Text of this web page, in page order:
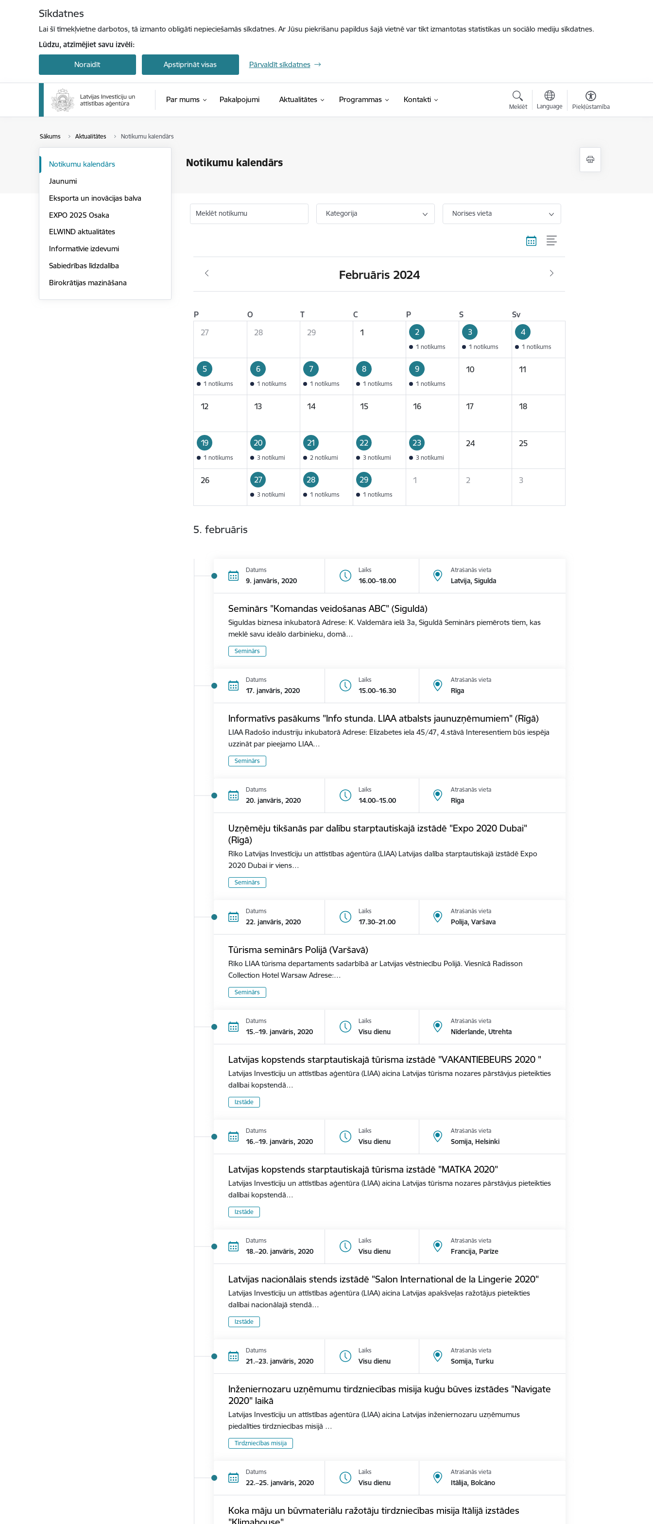
Sīkdatnes
Lai šī tīmekļvietne darbotos, tā izmanto obligāti nepieciešamās sīkdatnes. Ar Jūsu piekrišanu papildus šajā vietnē var tikt izmantotas statistikas un sociālo mediju sīkdatnes.
Lūdzu, atzīmējiet savu izvēli:
Noraidīt Apstiprināt visas Pārvaldīt sīkdatnes
Par mums Pakalpojumi Aktualitātes Programmas Kontakti
Meklēt Language Piekļūstamība
Sākums Aktualitātes Notikumu kalendārs
Notikumu kalendārs
Notikumu kalendārs
Jaunumi
Eksporta un inovācijas balva
EXPO 2025 Osaka
ELWIND aktualitātes
Informatīvie izdevumi
Sabiedrības līdzdalība
Birokrātijas mazināšana
Meklēt notikumu Kategorija Norises vieta
Februāris 2024
P O T C P S
Sv
27
28 29 1 2
1 notikums
3
1 notikums
4
1 notikums
5
1 notikums
6
1 notikums
7
1 notikums
8
1 notikums
9
1 notikums
10 11
12 13 14 15 16 17 18
19
1 notikums
20
3 notikumi
21
2 notikumi
22
3 notikumi
23
3 notikumi
24 25
26 27
3 notikumi
28
1 notikums
29
1 notikums
1 2 3
5. februāris
Datums
9. janvāris, 2020
Laiks
16.00–18.00
Atrašanās vieta
Latvija, Sigulda
Seminārs "Komandas veidošanas ABC" (Siguldā)
Siguldas biznesa inkubatorā Adrese: K. Valdemāra ielā 3a, Siguldā Seminārs piemērots tiem, kas
meklē savu ideālo darbinieku, domā…
Seminārs
Datums
17. janvāris, 2020
Laiks
15.00–16.30
Atrašanās vieta
Rīga
Informatīvs pasākums "Info stunda. LIAA atbalsts jaunuzņēmumiem" (Rīgā)
LIAA Radošo industriju inkubatorā Adrese: Elizabetes iela 45/47, 4.stāvā Interesentiem būs iespēja
uzzināt par pieejamo LIAA…
Seminārs
Datums
20. janvāris, 2020
Laiks
14.00–15.00
Atrašanās vieta
Rīga
Uzņēmēju tikšanās par dalību starptautiskajā izstādē "Expo 2020 Dubai"
(Rīgā)
Rīko Latvijas Investīciju un attīstības aģentūra (LIAA) Latvijas dalība starptautiskajā izstādē Expo
2020 Dubai ir viens…
Seminārs
Datums
22. janvāris, 2020
Laiks
17.30–21.00
Atrašanās vieta
Polija, Varšava
Tūrisma seminārs Polijā (Varšavā)
Rīko LIAA tūrisma departaments sadarbībā ar Latvijas vēstniecību Polijā. Viesnīcā Radisson
Collection Hotel Warsaw Adrese:…
Seminārs
Datums
15.–19. janvāris, 2020
Laiks
Visu dienu
Atrašanās vieta
Nīderlande, Utrehta
Latvijas kopstends starptautiskajā tūrisma izstādē "VAKANTIEBEURS 2020 "
Latvijas Investīciju un attīstības aģentūra (LIAA) aicina Latvijas tūrisma nozares pārstāvjus pieteikties
dalībai kopstendā…
Izstāde
Datums
16.–19. janvāris, 2020
Laiks
Visu dienu
Atrašanās vieta
Somija, Helsinki
Latvijas kopstends starptautiskajā tūrisma izstādē "MATKA 2020"
Latvijas Investīciju un attīstības aģentūra (LIAA) aicina Latvijas tūrisma nozares pārstāvjus pieteikties
dalībai kopstendā…
Izstāde
Datums
18.–20. janvāris, 2020
Laiks
Visu dienu
Atrašanās vieta
Francija, Parīze
Latvijas nacionālais stends izstādē "Salon International de la Lingerie 2020"
Latvijas Investīciju un attīstības aģentūra (LIAA) aicina Latvijas apakšveļas ražotājus pieteikties
dalībai nacionālajā stendā…
Izstāde
Datums
21.–23. janvāris, 2020
Laiks
Visu dienu
Atrašanās vieta
Somija, Turku
Inženiernozaru uzņēmumu tirdzniecības misija kuģu būves izstādes "Navigate
2020" laikā
Latvijas Investīciju un attīstības aģentūra (LIAA) aicina Latvijas inženiernozaru uzņēmumus
piedalīties tirdzniecības misijā …
Tirdzniecības misija
Datums
22.–25. janvāris, 2020
Laiks
Visu dienu
Atrašanās vieta
Itālija, Bolcāno
Koka māju un būvmateriālu ražotāju tirdzniecības misija Itālijā izstādes